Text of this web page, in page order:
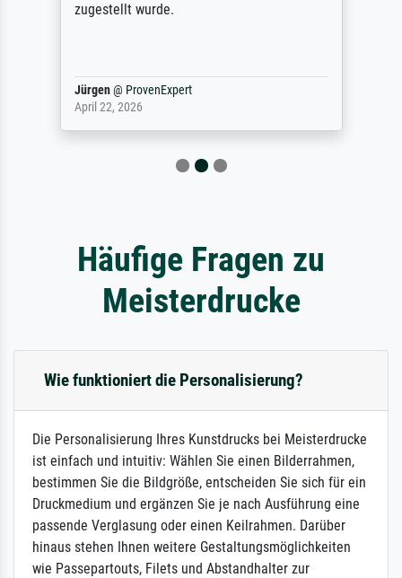
zugestellt wurde.
Jürgen@ ProvenExpert
April 22, 2026
Häufige Fragen zu
Meisterdrucke
Wie funktioniert die Personalisierung?
Die Personalisierung Ihres Kunstdrucks bei Meisterdrucke
ist einfach und intuitiv: Wählen Sie einen Bilderrahmen,
bestimmen Sie die Bildgröße, entscheiden Sie sich für ein
Druckmedium und ergänzen Sie je nach Ausführung eine
passende Verglasung oder einen Keilrahmen. Darüber
hinaus stehen Ihnen weitere Gestaltungsmöglichkeiten
wie Passepartouts, Filets und Abstandhalter zur